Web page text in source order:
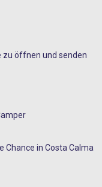
zu öffnen und senden
Chance in Costa Calma